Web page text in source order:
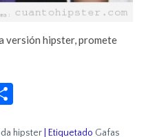
versión hipster, promete
hipster Etiquetado Gafas